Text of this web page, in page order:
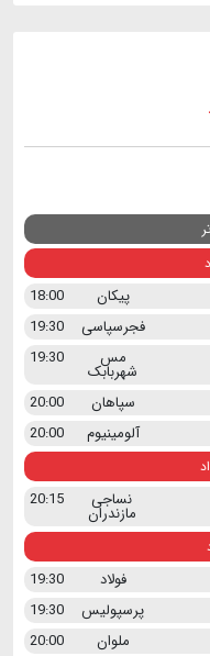
پیکان
18:00
فجرسپاسی
19:30
مس
شهربابک
19:30
سپاهان
20:00
آلومینیوم 20:00
نساجی
مازندران
20:15
فولاد
19:30
پرسپولیس
19:30
ملوان 20:00